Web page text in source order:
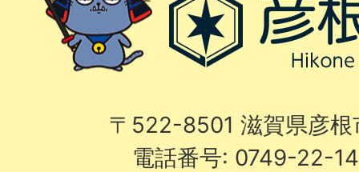
〒522-8501 滋賀県彦
電話番号: 0749-22-